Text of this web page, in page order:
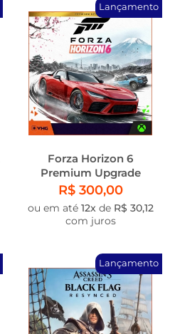
Lançamento
Forza Horizon 6
Premium Upgrade
R$ 300,00
ou em até 12xde R$ 30,12
com juros
Lançamento